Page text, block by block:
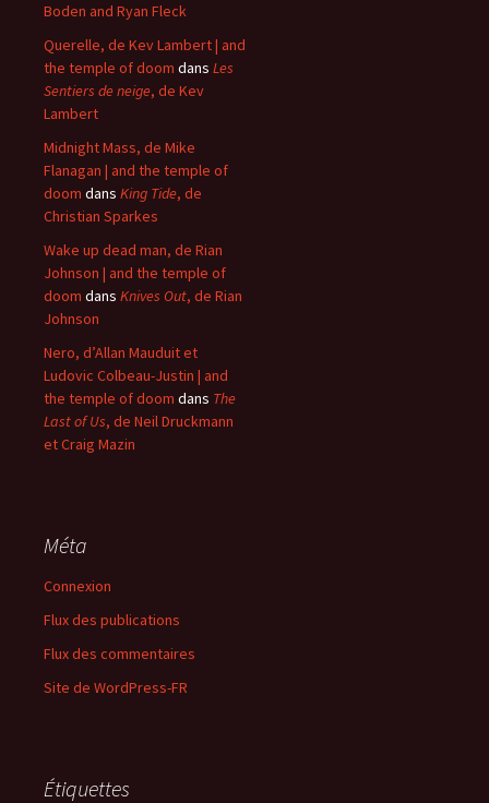
Boden and Ryan Fleck
Querelle, de Kev Lambert | and
the temple of doom dans Les
Sentiers de neige, de Kev
Lambert
Midnight Mass, de Mike
Flanagan | and the temple of
doom dans King Tide, de
Christian Sparkes
Wake up dead man, de Rian
Johnson | and the temple of
doom dans Knives Out, de Rian
Johnson
Nero, d’Allan Mauduit et
Ludovic Colbeau-Justin | and
the temple of doom dans The
Last of Us, de Neil Druckmann
et Craig Mazin
Méta
Connexion
Flux des publications
Flux des commentaires
Site de WordPress-FR
Étiquettes